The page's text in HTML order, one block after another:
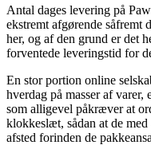
Antal dages levering på
ekstremt afgørende såfremt
her, og af den grund er det
forventede leveringstid for
En stor portion online
hverdag på masser af
som alligevel påkræver at
klokkeslæt, sådan at de
afsted forinden de